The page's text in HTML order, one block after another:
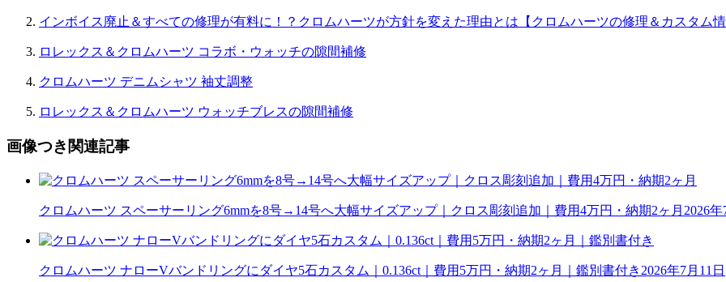
インボイス廃止＆すべての修理が有料に！？クロムハーツが方針を変えた理由とは【クロムハーツの修理＆カスタム情
ロレックス＆クロムハーツ コラボ・ウォッチの隙間補修
クロムハーツ デニムシャツ 袖丈調整
ロレックス＆クロムハーツ ウォッチブレスの隙間補修
画像つき関連記事
クロムハーツ スペーサーリング6mmを8号→14号へ大幅サイズアップ｜クロス彫刻追加｜費用4万円・納期2ヶ月 2026年
クロムハーツ ナローVバンドリングにダイヤ5石カスタム｜0.136ct｜費用5万円・納期2ヶ月｜鑑別書付き 2026年7月11日